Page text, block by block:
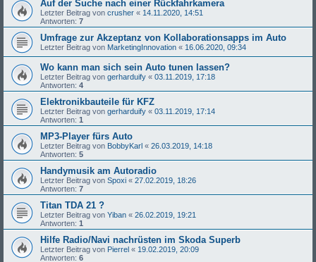
Auf der Suche nach einer Rückfahrkamera
Letzter Beitrag von crusher « 14.11.2020, 14:51
Antworten: 7
Umfrage zur Akzeptanz von Kollaborationsapps im Auto
Letzter Beitrag von MarketingInnovation « 16.06.2020, 09:34
Wo kann man sich sein Auto tunen lassen?
Letzter Beitrag von gerharduify « 03.11.2019, 17:18
Antworten: 4
Elektronikbauteile für KFZ
Letzter Beitrag von gerharduify « 03.11.2019, 17:14
Antworten: 1
MP3-Player fürs Auto
Letzter Beitrag von BobbyKarl « 26.03.2019, 14:18
Antworten: 5
Handymusik am Autoradio
Letzter Beitrag von Spoxi « 27.02.2019, 18:26
Antworten: 7
Titan TDA 21 ?
Letzter Beitrag von Yiban « 26.02.2019, 19:21
Antworten: 1
Hilfe Radio/Navi nachrüsten im Skoda Superb
Letzter Beitrag von Pierrel « 19.02.2019, 20:09
Antworten: 6